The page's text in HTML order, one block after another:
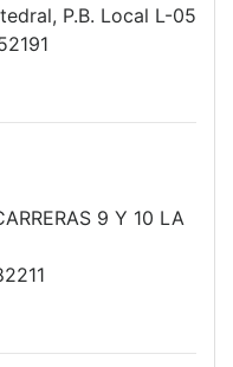
P.B. Local L-05
9 Y 10 LA